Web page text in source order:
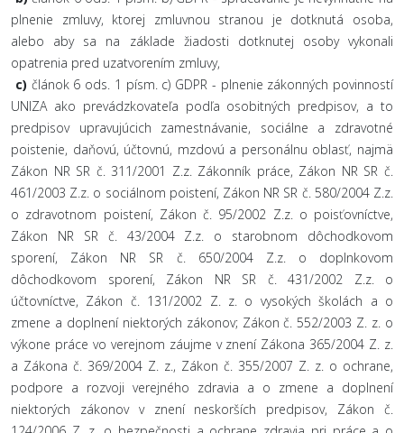
plnenie zmluvy, ktorej zmluvnou stranou je dotknutá osoba,
alebo aby sa na základe žiadosti dotknutej osoby vykonali
opatrenia pred uzatvorením zmluvy,
c) článok 6 ods. 1 písm. c) GDPR - plnenie zákonných povinností
UNIZA ako prevádzkovateľa podľa osobitných predpisov, a to
predpisov upravujúcich zamestnávanie, sociálne a zdravotné
poistenie, daňovú, účtovnú, mzdovú a personálnu oblasť, najmä
Zákon NR SR č. 311/2001 Z.z. Zákonník práce, Zákon NR SR č.
461/2003 Z.z. o sociálnom poistení, Zákon NR SR č. 580/2004 Z.z.
o zdravotnom poistení, Zákon č. 95/2002 Z.z. o poisťovníctve,
Zákon NR SR č. 43/2004 Z.z. o starobnom dôchodkovom
sporení, Zákon NR SR č. 650/2004 Z.z. o doplnkovom
dôchodkovom sporení, Zákon NR SR č. 431/2002 Z.z. o
účtovníctve, Zákon č. 131/2002 Z. z. o vysokých školách a o
zmene a doplnení niektorých zákonov; Zákon č. 552/2003 Z. z. o
výkone práce vo verejnom záujme v znení Zákona 365/2004 Z. z.
a Zákona č. 369/2004 Z. z., Zákon č. 355/2007 Z. z. o ochrane,
podpore a rozvoji verejného zdravia a o zmene a doplnení
niektorých zákonov v znení neskorších predpisov, Zákon č.